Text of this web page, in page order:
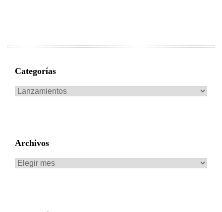
Categorías
Categorías
Archivos
Archivos